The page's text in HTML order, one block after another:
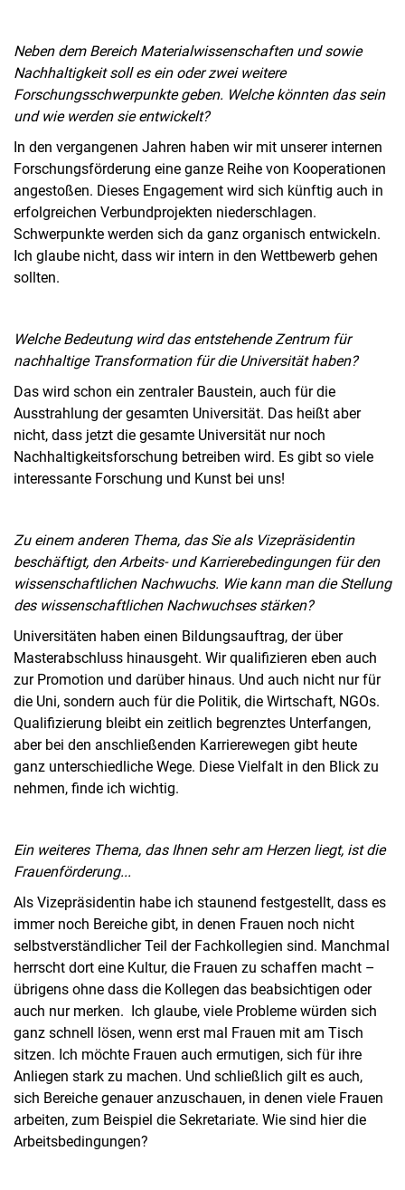
Neben dem Bereich Materialwissenschaften und sowie
Nachhaltigkeit soll es ein oder zwei weitere
Forschungsschwerpunkte geben. Welche könnten das sein
und wie werden sie entwickelt?
In den vergangenen Jahren haben wir mit unserer internen
Forschungsförderung eine ganze Reihe von Kooperationen
angestoßen. Dieses Engagement wird sich künftig auch in
erfolgreichen Verbundprojekten niederschlagen.
Schwerpunkte werden sich da ganz organisch entwickeln.
Ich glaube nicht, dass wir intern in den Wettbewerb gehen
sollten.
Welche Bedeutung wird das entstehende Zentrum für
nachhaltige Transformation für die Universität haben?
Das wird schon ein zentraler Baustein, auch für die
Ausstrahlung der gesamten Universität. Das heißt aber
nicht, dass jetzt die gesamte Universität nur noch
Nachhaltigkeitsforschung betreiben wird. Es gibt so viele
interessante Forschung und Kunst bei uns!
Zu einem anderen Thema, das Sie als Vizepräsidentin
beschäftigt, den Arbeits- und Karrierebedingungen für den
wissenschaftlichen Nachwuchs. Wie kann man die Stellung
des wissenschaftlichen Nachwuchses stärken?
Universitäten haben einen Bildungsauftrag, der über
Masterabschluss hinausgeht. Wir qualifizieren eben auch
zur Promotion und darüber hinaus. Und auch nicht nur für
die Uni, sondern auch für die Politik, die Wirtschaft, NGOs.
Qualifizierung bleibt ein zeitlich begrenztes Unterfangen,
aber bei den anschließenden Karrierewegen gibt heute
ganz unterschiedliche Wege. Diese Vielfalt in den Blick zu
nehmen, finde ich wichtig.
Ein weiteres Thema, das Ihnen sehr am Herzen liegt, ist die
Frauenförderung...
Als Vizepräsidentin habe ich staunend festgestellt, dass es
immer noch Bereiche gibt, in denen Frauen noch nicht
selbstverständlicher Teil der Fachkollegien sind. Manchmal
herrscht dort eine Kultur, die Frauen zu schaffen macht –
übrigens ohne dass die Kollegen das beabsichtigen oder
auch nur merken. Ich glaube, viele Probleme würden sich
ganz schnell lösen, wenn erst mal Frauen mit am Tisch
sitzen. Ich möchte Frauen auch ermutigen, sich für ihre
Anliegen stark zu machen. Und schließlich gilt es auch,
sich Bereiche genauer anzuschauen, in denen viele Frauen
arbeiten, zum Beispiel die Sekretariate. Wie sind hier die
Arbeitsbedingungen?